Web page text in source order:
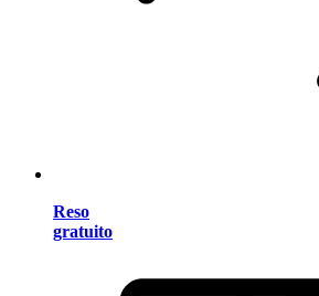
Reso
gratuito